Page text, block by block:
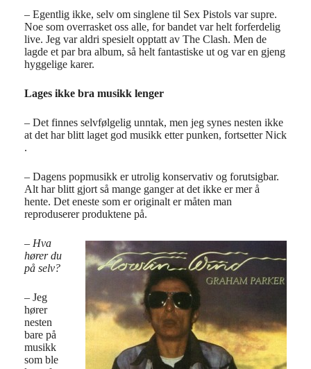
– Egentlig ikke, selv om singlene til Sex Pistols var supre.
Noe som overrasket oss alle, for bandet var helt forferdelig
live. Jeg var aldri spesielt opptatt av The Clash. Men de
lagde et par bra album, så helt fantastiske ut og var en gjeng
hyggelige karer.
Lages ikke bra musikk lenger
– Det finnes selvfølgelig unntak, men jeg synes nesten ikke
at det har blitt laget god musikk etter punken, fortsetter Nick
.
– Dagens popmusikk er utrolig konservativ og forutsigbar.
Alt har blitt gjort så mange ganger at det ikke er mer å
hente. Det eneste som er originalt er måten man
reproduserer produktene på.
– Hva
hører du
på selv?
– Jeg
hører
nesten
bare på
musikk
som ble